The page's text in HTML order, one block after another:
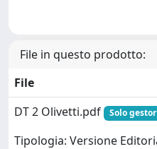
File in questo prodotto:
File
DT 2 Olivetti.pdf
Solo
Tipologia: Versione